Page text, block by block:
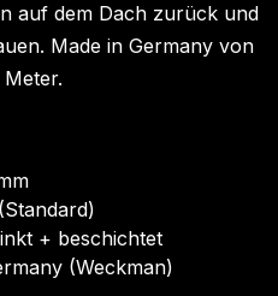
auf dem Dach zurück und
Made in Germany von
+ beschichtet
(Weckman)